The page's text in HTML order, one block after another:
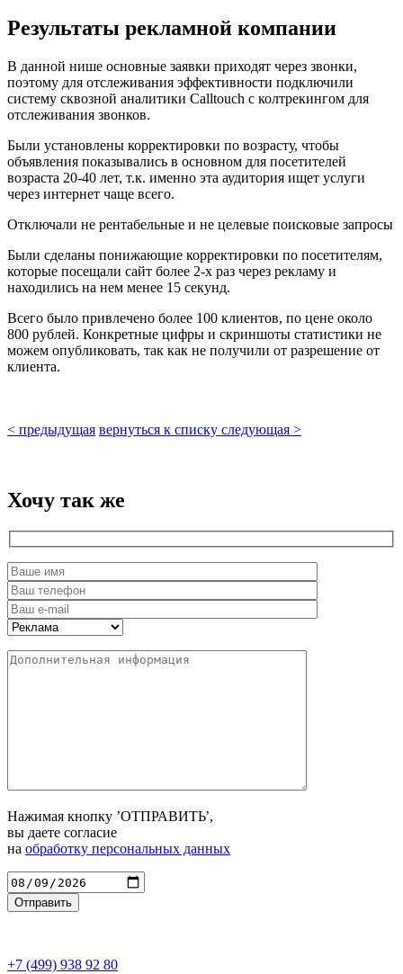
Результаты рекламной компании
В данной нише основные заявки приходят через звонки,
поэтому для отслеживания эффективности подключили
систему сквозной аналитики Calltouch с колтрекингом для
отслеживания звонков.
Были установлены корректировки по возрасту, чтобы
объявления показывались в основном для посетителей
возраста 20-40 лет, т.к. именно эта аудитория ищет услуги
через интернет чаще всего.
Отключали не рентабельные и не целевые поисковые запросы
Были сделаны понижающие корректировки по посетителям,
которые посещали сайт более 2-х раз через рекламу и
находились на нем менее 15 секунд.
Всего было привлечено более 100 клиентов, по цене около
800 рублей. Конкретные цифры и скриншоты статистики не
можем опубликовать, так как не получили от разрешение от
клиента.
< предыдущая вернуться к списку следующая >
Хочу так же
Нажимая кнопку ’ОТПРАВИТЬ’,
вы даете согласие
на обработку персональных данных
+7 (499) 938 92 80